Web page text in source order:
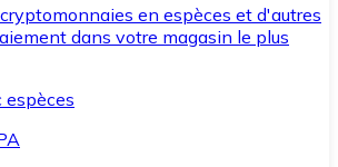
en espèces et d'autres
dans votre magasin le plus
espèces